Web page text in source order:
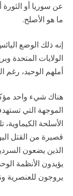
عن سوريا أو
ما هو الأصلح.
إنه ذلك الوضع
الولايات المتحدة
أملهم الوحيد، رغم
هناك شيء واحد
الموجهة التي
الأسلحة
قصيرة من القتل
الذين يضعون
يؤيدون الأنظمة
يروجون للعنصرية